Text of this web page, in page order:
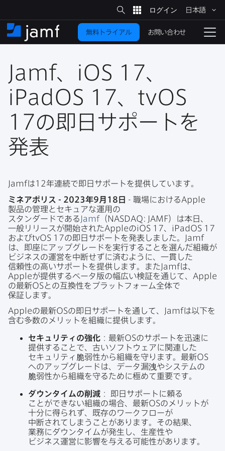
イ
ン
コ
ン
移
サ
イ
ト
検
索
日本語
ホ
ー
ナ
無料トライアル お問い合わせ
Jamf、 iOS 17、
iPadOS 17、 tvOS
17の​即日サポートを​
発表
Jamfは12年連続で​即日サポートを​提供しています。
ミネアポリス - 2023年9月 18日 - 職場に​おけるApple
製品の​管理と​セキュアな​運用の​
スタンダードである Jamf（NASDAQ: JAMF）は​本日、​
一般リリースが​開始されたAppleのiOS 17、 iPadOS 17
およびtvOS 17の​即日サポートを​発表しました。
Jamf
は、​即座に​アップグレードを​実行する​ことを​選んだ​組織が​
ビジネスの​運営を​中断せずに​済むように、​一貫した​
信頼性の​高い​サポートを​提供します。​またJamfは、
Appleが​提供する​ベータ版の​幅広い​検証を​通じて、 Apple
の​最新OSとの​互換性を​プラットフォーム全体で​
保証します。
Appleの​最新OSの​即日サポートを​通して、 Jamfは​以下を​
含む​多数の​メリットを​組織に​提供します。
セキュリティ の強化 ：最新OSの​サポートを​迅速に​
提供する​ことで、​古い​ソフトウェアに​関連した​
セキュリティ​脆弱性から​組織を​守ります。​最新OS
への​アップグレードは、​データ漏洩や​システムの​
脆弱性から​組織を​守る​ために​極めて​重要です。
ダウンタイムの削減 ：
即日サポートに​頼る​
ことができない​組織の​場合、​最新OSの​メリットが​
十分に​得られず、​既存の​ワークフローが​
中断されてしまうことがあります。​その​結果、​
業務に​ダウンタイムが​発生し、​生産性や​
ビジネス運営に​影響を​与える​可能性が​あります。